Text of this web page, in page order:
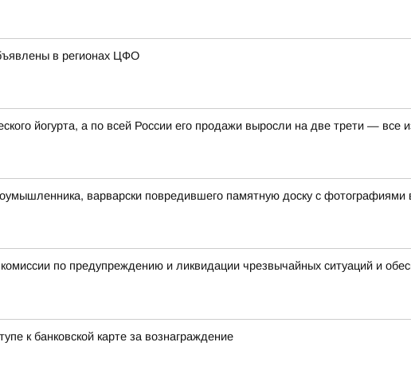
в регионах ЦФО
йогурта, а по всей России его продажи выросли на две трети — все
варварски повредившего памятную доску с
по предупреждению и ликвидации чрезвычайных ситуаций и
к банковской карте за вознаграждение